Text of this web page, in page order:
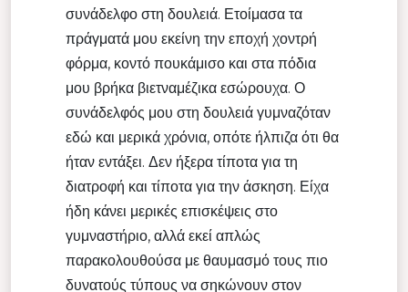
συνάδελφο στη δουλειά. Ετοίμασα τα
πράγματά μου εκείνη την εποχή χοντρή
φόρμα, κοντό πουκάμισο και στα πόδια
μου βρήκα βιετναμέζικα εσώρουχα. Ο
συνάδελφός μου στη δουλειά γυμναζόταν
εδώ και μερικά χρόνια, οπότε ήλπιζα ότι θα
ήταν εντάξει. Δεν ήξερα τίποτα για τη
διατροφή και τίποτα για την άσκηση. Είχα
ήδη κάνει μερικές επισκέψεις στο
γυμναστήριο, αλλά εκεί απλώς
παρακολουθούσα με θαυμασμό τους πιο
δυνατούς τύπους να σηκώνουν στον